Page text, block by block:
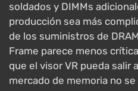
soldados y DIMMs
producción sea más
de los suministros de
Frame parece menos
que el visor VR pueda salir
mercado de memoria no